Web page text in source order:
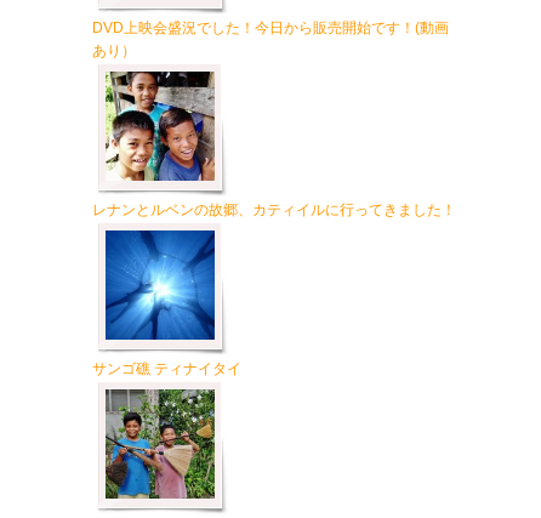
DVD上映会盛況でした！今日から販売開始です！(動画
あり）
レナンとルベンの故郷、カティイルに行ってきました！
サンゴ礁 ティナイタイ